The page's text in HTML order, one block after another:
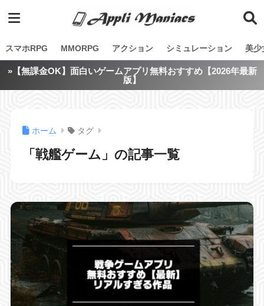
スマホRPG MMORPG アクション シミュレーション 美少
»【無課金OK】面白いゲームアプリ無料おすすめ【2026年最新
版】
ホーム タグ
「戦艦ゲーム」の記事一覧